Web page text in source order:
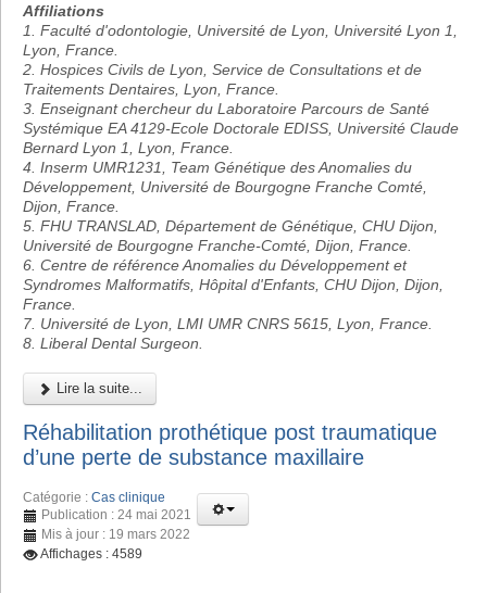
Affiliations
1. Faculté d'odontologie, Université de Lyon, Université Lyon 1,
Lyon, France.
2. Hospices Civils de Lyon, Service de Consultations et de
Traitements Dentaires, Lyon, France.
3. Enseignant chercheur du Laboratoire Parcours de Santé
Systémique EA 4129-Ecole Doctorale EDISS, Université Claude
Bernard Lyon 1, Lyon, France.
4. Inserm UMR1231, Team Génétique des Anomalies du
Développement, Université de Bourgogne Franche Comté,
Dijon, France.
5. FHU TRANSLAD, Département de Génétique, CHU Dijon,
Université de Bourgogne Franche-Comté, Dijon, France.
6. Centre de référence Anomalies du Développement et
Syndromes Malformatifs, Hôpital d'Enfants, CHU Dijon, Dijon,
France.
7. Université de Lyon, LMI UMR CNRS 5615, Lyon, France.
8. Liberal Dental Surgeon.
Lire la suite...
Réhabilitation prothétique post traumatique
d’une perte de substance maxillaire
Catégorie : Cas clinique
Publication : 24 mai 2021
Mis à jour : 19 mars 2022
Affichages : 4589